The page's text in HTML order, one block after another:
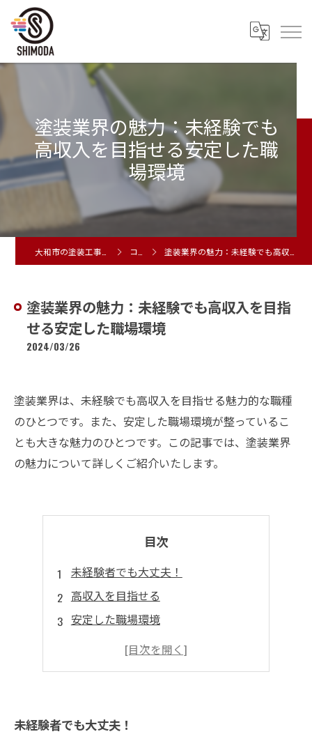
塗装業界の魅力：未経験でも
高収入を目指せる安定した職
場環境
コラム 塗装業界の魅力：未経験でも高収入を目指せる安定した職場環境
塗装業界の魅力：未経験でも高収入を目指
せる安定した職場環境
2024/03/26
塗装業界は、未経験でも高収入を目指せる魅力的な職種
のひとつです。また、安定した職場環境が整っているこ
とも大きな魅力のひとつです。この記事では、塗装業界
の魅力について詳しくご紹介いたします。
目次
未経験者でも大丈夫！
高収入を目指せる
安定した職場環境
技術と知識が身に付く
未経験者でも大丈夫！